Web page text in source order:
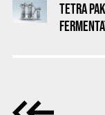
TETRA